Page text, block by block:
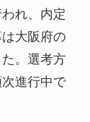
れ、内定
大阪府の
。選考方
進行中で